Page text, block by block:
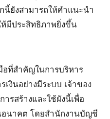
ยังสามารถให้คำแนะนำ
ห้มีประสิทธิภาพยิ่งขึ้น
อที่สำคัญในการบริหาร
งินอย่างมีระบบ เจ้าของ
รสร้างและใช้ผังนี้เพื่อ
นาคต โดยสำนักงานบัญชี